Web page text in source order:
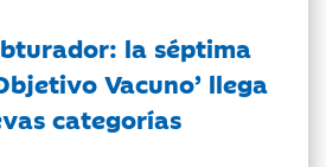
la séptima
Vacuno’ llega
categorías